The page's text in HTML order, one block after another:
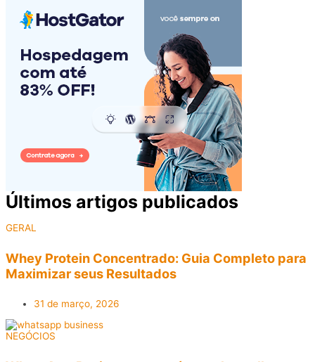
Últimos artigos publicados​
GERAL
Whey Protein Concentrado: Guia Completo para
Maximizar seus Resultados
31 de março, 2026
NEGÓCIOS